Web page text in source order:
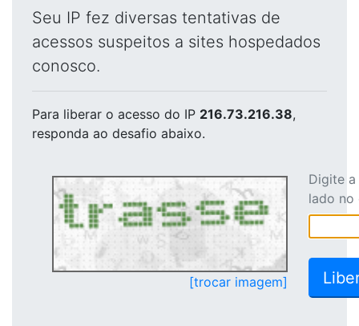
Seu IP fez diversas tentativas de
acessos suspeitos a sites hospedados
conosco.
Para liberar o acesso do IP 216.73.216.38,
responda ao desafio abaixo.
[trocar imagem]
Digite
lado no